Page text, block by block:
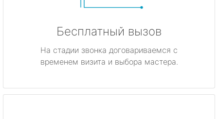
Бесплатный вызов
На стадии звонка договариваемся с
временем визита и выбора мастера.